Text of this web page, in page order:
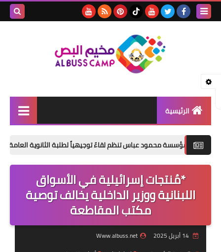
الرئيسية
تقارير
ثفافة و فنون
محمود عباس تنظم لقاءً توجيهياً لطلبة الثانوية العامة في مخيم
*مُنتجات إسرائيلية في الأسواق
اللبنانية ووزير الداخلية يخالف توصية
مكتب المقاطعة
14 أبريل 2025
Www.albuss.net